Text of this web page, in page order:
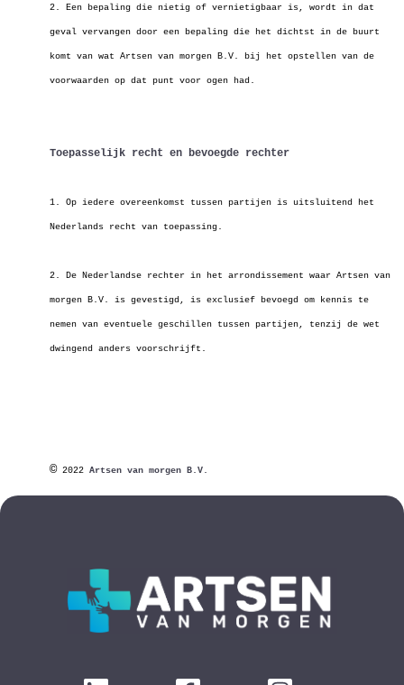
2. Een bepaling die nietig of vernietigbaar is, wordt in dat
geval vervangen door een bepaling die het dichtst in de buurt
komt van wat Artsen van morgen B.V. bij het opstellen van de
voorwaarden op dat punt voor ogen had.
Toepasselijk recht en bevoegde rechter
1. Op iedere overeenkomst tussen partijen is uitsluitend het
Nederlands recht van toepassing.
2. De Nederlandse rechter in het arrondissement waar Artsen van
morgen B.V. is gevestigd, is exclusief bevoegd om kennis te
nemen van eventuele geschillen tussen partijen, tenzij de wet
dwingend anders voorschrijft.
©2022 Artsen van morgen B.V.